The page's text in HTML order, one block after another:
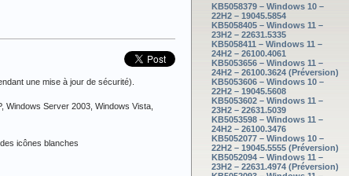
KB5058379 – Windows 10 –
22H2 – 19045.5854
KB5058405 – Windows 11 –
23H2 – 22631.5335
KB5058411 – Windows 11 –
24H2 – 26100.4061
KB5053656 – Windows 11 –
24H2 – 26100.3624 (Préversion)
KB5053606 – Windows 10 –
22H2 – 19045.5608
KB5053602 – Windows 11 –
23H2 – 22631.5039
KB5053598 – Windows 11 –
24H2 – 26100.3476
KB5052077 – Windows 10 –
22H2 – 19045.5555 (Préversion)
KB5052094 – Windows 11 –
23H2 – 22631.4974 (Préversion)
une mise à jour de sécurité).
Windows Server 2003, Windows Vista,
icônes blanches